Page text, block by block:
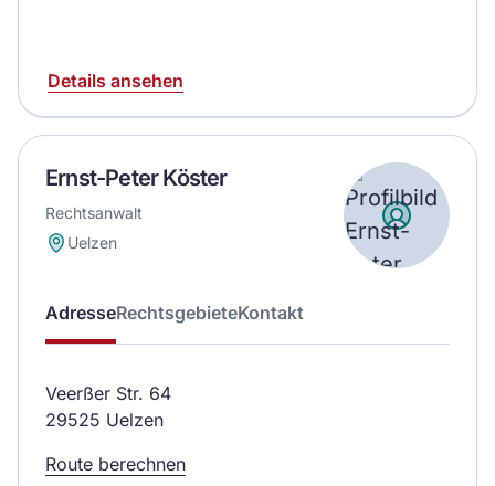
Details ansehen
Ernst-Peter Köster
Rechtsanwalt
Uelzen
AdresseRechtsgebieteKontakt
Veerßer Str. 64
29525 Uelzen
Route berechnen